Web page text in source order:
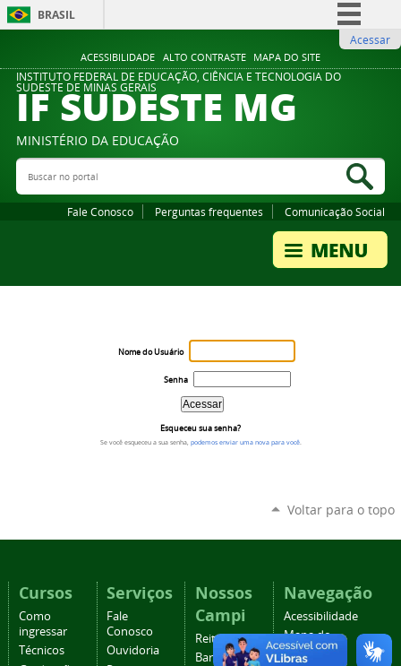
ACESSIBILIDADE ALTO CONTRASTE MAPA DO SITE
BRASIL
Comunica BR
Participe
Legislação
Acessar
INSTITUTO FEDERAL DE EDUCAÇÃO, CIÊNCIA E TECNOLOGIA DO
SUDESTE DE MINAS GERAIS
IF SUDESTE MG
MINISTÉRIO DA EDUCAÇÃO
Buscar no portal
Fale Conosco Perguntas frequentes Comunicação Social
Nome do Usuário
Senha
Esqueceu sua senha?
Se você esqueceu a sua senha, podemos enviar uma nova para você.
Voltar para o topo
Cursos
Como
ingressar
Técnicos
Serviços
Fale
Conosco
Ouvidoria
Nossos
Campi
Reitoria
Barbacena
Navegação
Acessibilidade
Mapa do
site